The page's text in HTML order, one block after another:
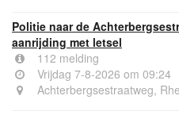
Politie naar de
aanrijding met letsel
112 melding
Vrijdag 7-8-2026 om 09:24
Achterbergsestraatweg,